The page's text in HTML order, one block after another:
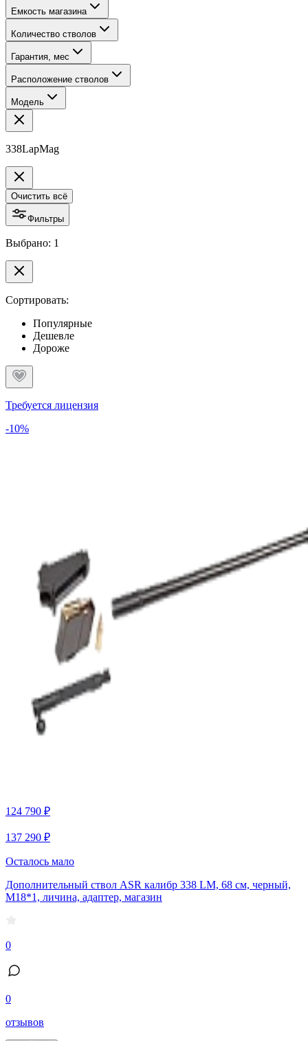
Емкость магазина
Количество стволов
Гарантия, мес
Расположение стволов
Модель
338LapMag
Очистить всё
Фильтры
Выбрано: 1
Сортировать:
Популярные
Дешевле
Дороже
Требуется лицензия
-10%
124 790 ₽
137 290 ₽
Осталось мало
Дополнительный ствол ASR калибр 338 LM, 68 см, черный,
М18*1, личина, адаптер, магазин
0
0
отзывов